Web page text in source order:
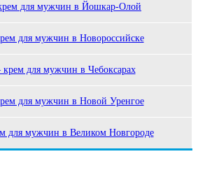
для мужчин в Йошкар-Олой
для мужчин в Новороссийске
крем для мужчин в Чебоксарах
для мужчин в Новой Уренгое
для мужчин в Великом Новгороде